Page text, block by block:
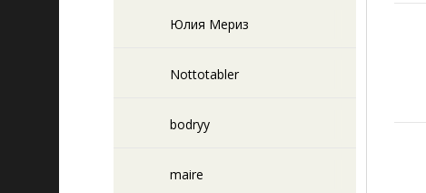
Юлия Мериз
Nottotabler
bodryy
maire